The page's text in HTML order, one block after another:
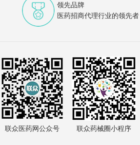
领先品牌
医药招商代理行业的领先者
联众医药网公众号 联众药械圈小程序